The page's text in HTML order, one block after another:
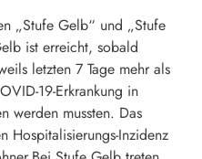
„Stufe Gelb“ und „Stufe
ist erreicht, sobald
letzten 7 Tage mehr als
19-Erkrankung in
werden mussten. Das
Hospitalisierungs-Inzidenz